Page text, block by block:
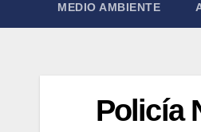
MEDIO AMBIENTE
Policía